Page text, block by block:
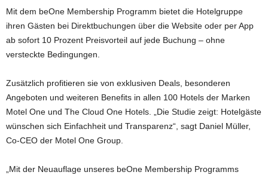
Mit dem beOne Membership Programm bietet die Hotelgruppe
ihren Gästen bei Direktbuchungen über die Website oder per App
ab sofort 10 Prozent Preisvorteil auf jede Buchung – ohne
versteckte Bedingungen.
Zusätzlich profitieren sie von exklusiven Deals, besonderen
Angeboten und weiteren Benefits in allen 100 Hotels der Marken
Motel One und The Cloud One Hotels. „Die Studie zeigt: Hotelgäste
wünschen sich Einfachheit und Transparenz“, sagt Daniel Müller,
Co-CEO der Motel One Group.
„Mit der Neuauflage unseres beOne Membership Programms